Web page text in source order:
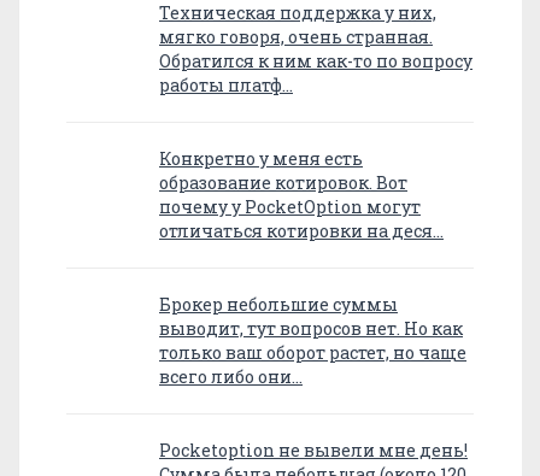
Техническая поддержка у них,
мягко говоря, очень странная.
Обратился к ним как-то по вопросу
работы платф…
Конкретно у меня есть
образование котировок. Вот
почему у PocketOption могут
отличаться котировки на деся…
Брокер небольшие суммы
выводит, тут вопросов нет. Но как
только ваш оборот растет, но чаще
всего либо они…
Pocketoption не вывели мне день!